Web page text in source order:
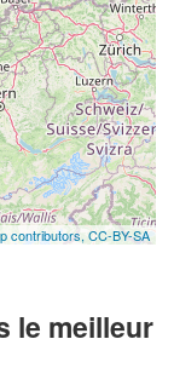
contributors, CC-BY-SA
le meilleur